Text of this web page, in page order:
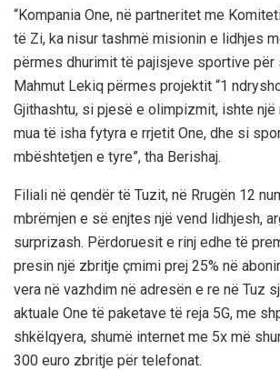
“Kompania One, në partneritet me
të Zi, ka nisur tashmë misionin e lidhjes
përmes dhurimit të pajisjeve sportive për
Mahmut Lekiq përmes projektit “1
Gjithashtu, si pjesë e olimpizmit, ishte një
mua të isha fytyra e rrjetit One, dhe si
mbështetjen e tyre”, tha Berishaj.
Filiali në qendër të Tuzit, në Rrugën 12
mbrëmjen e së enjtes një vend lidhjesh,
surprizash. Përdoruesit e rinj edhe të
presin një zbritje çmimi prej 25% në
vera në vazhdim në adresën e re në Tuz
aktuale One të paketave të reja 5G, me
shkëlqyera, shumë internet me 5x më
300 euro zbritje për telefonat.